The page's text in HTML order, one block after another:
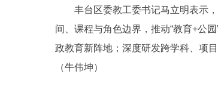
丰台区委教工委书记马立明表示，
间、课程与角色边界，推动“教育+公园
政教育新阵地；深度研发跨学科、项
（牛伟坤）